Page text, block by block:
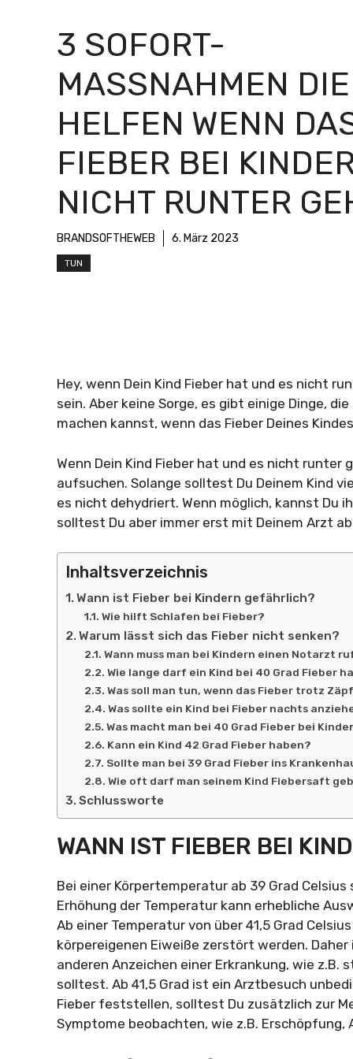
3 SOFORT-
MASSNAHMEN DIE H
ELFEN WENN DAS
IEBER BEI
ICHT RUNTER
BRANDSOFTHEWEB 6. März 2023
TUN
Hey, wenn Dein Kind Fieber hat und es nicht
sein. Aber keine Sorge, es gibt einige Dinge,
machen kannst, wenn das Fieber Deines
Wenn Dein Kind Fieber hat und es nicht
aufsuchen. Solange solltest Du Deinem Kind
es nicht dehydriert. Wenn möglich, kannst Du
solltest Du aber immer erst mit Deinem Arzt
Inhaltsverzeichnis
Wann ist Fieber bei Kindern gefährlich?
Wie hilft Schlafen bei Fieber?
Warum lässt sich das Fieber nicht senken?
Wann muss man bei Kindern einen Notarzt
Wie lange darf ein Kind bei 40 Grad Fieber
Was soll man tun, wenn das Fieber trotz
Was sollte ein Kind bei Fieber nachts
Was macht man bei 40 Grad Fieber bei
Kann ein Kind 42 Grad Fieber haben?
Sollte man bei 39 Grad Fieber ins
Wie oft darf man seinem Kind Fiebersaft
Schlussworte
WANN IST FIEBER BEI
Bei einer Körpertemperatur ab 39 Grad
Erhöhung der Temperatur kann erhebliche
Ab einer Temperatur von über 41,5 Grad
körpereigenen Eiweiße zerstört werden.
anderen Anzeichen einer Erkrankung, wie
solltest. Ab 41,5 Grad ist ein Arztbesuch
Fieber feststellen, solltest Du zusätzlich zur
Symptome beobachten, wie z.B.